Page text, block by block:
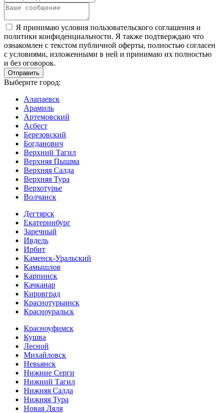
Я принимаю условия пользовательского соглашения и
политики конфиденциальности. Я также подтверждаю что
ознакомлен с текстом публичной оферты, полностью согласен
с условиями, изложенными в ней и принимаю их полностью
и без оговорок.
Выберите город:
Алапаевск
Арамиль
Артемовский
Асбест
Березовский
Богданович
Верхний Тагил
Верхняя Пышма
Верхняя Салда
Верхняя Тура
Верхотурье
Волчанск
Дегтярск
Екатеринбург
Заречный
Ивдель
Ирбит
Каменск-Уральский
Камышлов
Карпинск
Качканар
Кировград
Краснотурьинск
Красноуральск
Красноуфимск
Кушва
Лесной
Михайловск
Невьянск
Нижние Серги
Нижний Тагил
Нижняя Салда
Нижняя Тура
Новая Ляля